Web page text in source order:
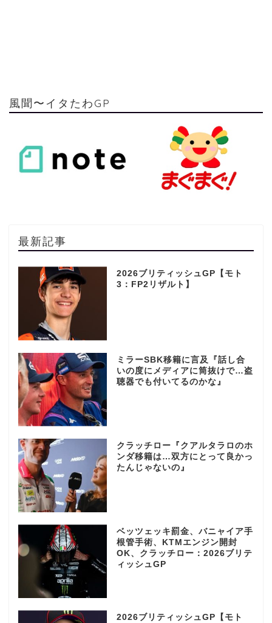
風聞〜イタたわGP
最新記事
2026ブリティッシュGP【モト
3：FP2リザルト】
ミラーSBK移籍に言及『話し合
いの度にメディアに筒抜けで…盗
聴器でも付いてるのかな』
クラッチロー『クアルタラロのホ
ンダ移籍は…双方にとって良かっ
たんじゃないの』
ベッツェッキ罰金、バニャイア手
根管手術、KTMエンジン開封
OK、クラッチロー：2026ブリテ
ィッシュGP
2026ブリティッシュGP【モト